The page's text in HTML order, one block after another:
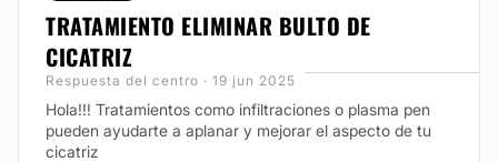
TRATAMIENTO ELIMINAR BULTO DE
CICATRIZ
Respuesta del centro · 19 jun 2025
Hola!!! Tratamientos como infiltraciones o plasma pen
pueden ayudarte a aplanar y mejorar el aspecto de tu
cicatriz